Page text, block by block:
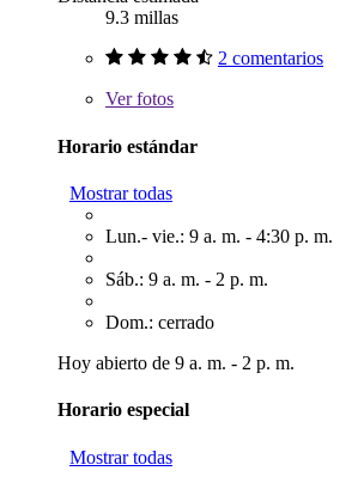
9.3 millas
2 comentarios
Verfotos
Horario estándar
Mostrar todas
Lun.- vie.: 9 a. m. - 4:30 p. m.
Sáb.: 9 a. m. - 2 p. m.
Dom.: cerrado
Hoy abierto de 9 a. m. - 2 p. m.
Horario especial
Mostrar todas